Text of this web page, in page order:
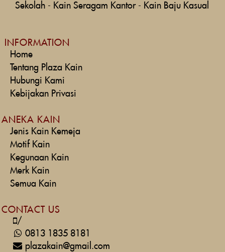
Sekolah - Kain Seragam Kantor- Kain Baju Kasual
INFORMATION
Home
Tentang Plaza Kain
Hubungi Kami
Kebijakan Privasi
ANEKA KAIN
Jenis Kain Kemeja
Motif Kain
Kegunaan Kain
Merk Kain
Semua Kain
CONTACT US
/
0813 1835 8181
plazakain@gmail.com